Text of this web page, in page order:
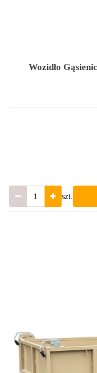
Wozidło
szt.